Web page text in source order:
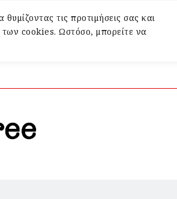
τις προτιμήσεις σας και
cookies. Ωστόσο, μπορείτε να